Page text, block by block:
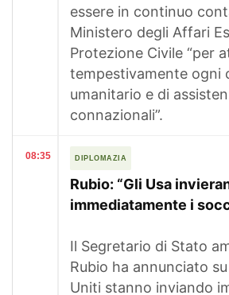
essere in continuo
Ministero degli Affari
Protezione Civile “per
tempestivamente ogni
umanitario e di
connazionali”.
08:35 DIPLOMAZIA
Rubio: “Gli Usa
immediatamente i
Il Segretario di Stato
Rubio ha annunciato
Uniti stanno inviando